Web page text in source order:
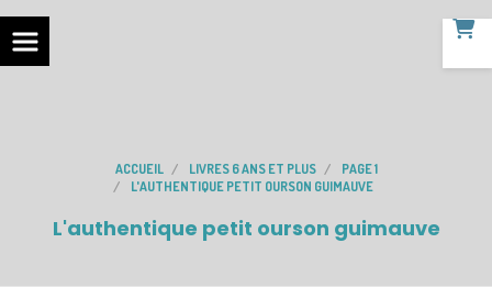
ACCUEIL LIVRES 6 ANS ET PLUS
PAGE 1
L'AUTHENTIQUE PETIT OURSON GUIMAUVE
L'authentique petit ourson guimauve